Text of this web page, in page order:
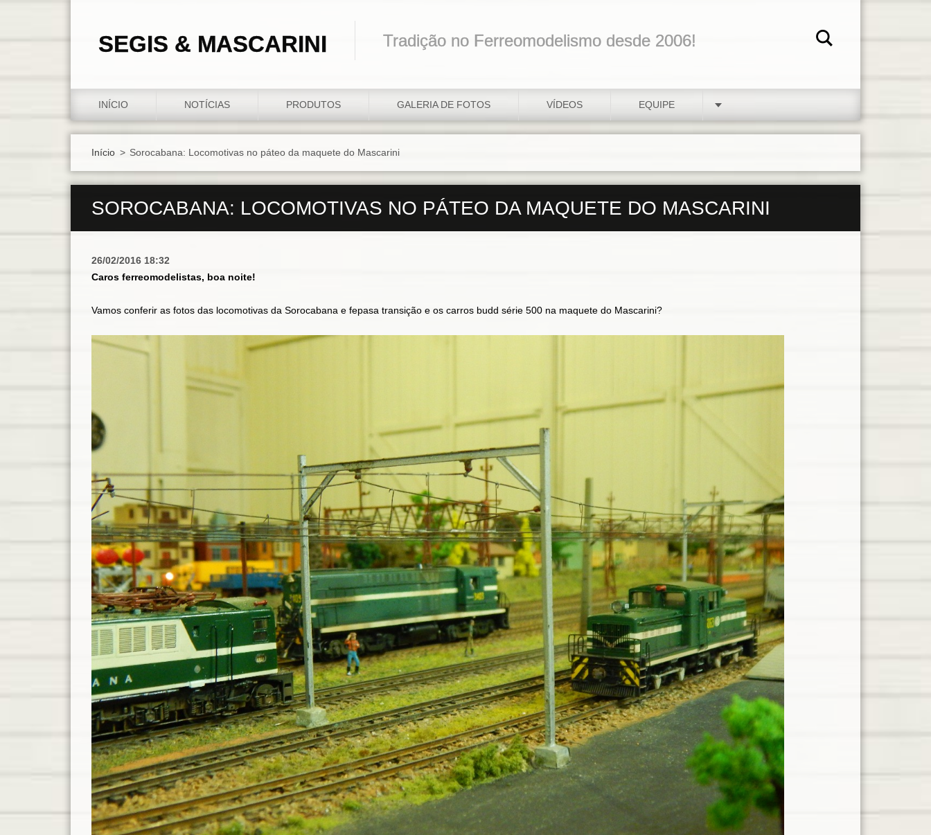
SEGIS & MASCARINI Tradição no Ferreomodelismo desde 2006!
INÍCIO NOTÍCIAS PRODUTOS GALERIA DE FOTOS VÍDEOS EQUIPE
Início > Sorocabana: Locomotivas no páteo da maquete do Mascarini
SOROCABANA: LOCOMOTIVAS NO PÁTEO DA MAQUETE DO MASCARINI
26/02/2016 18:32
Caros ferreomodelistas, boa noite!
Vamos conferir as fotos das locomotivas da Sorocabana e fepasa transição e os carros budd série 500 na maquete do Mascarini?